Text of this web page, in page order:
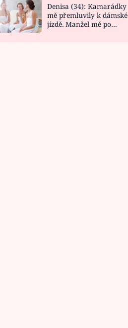
Denisa (34): Kamarádky
mě přemluvily k dámské
jízdě. Manžel mě po